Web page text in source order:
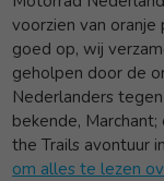
voorzien van
goed op, wij
geholpen door de
Nederlanders
bekende,
the Trails avontuur
om alles te lezen